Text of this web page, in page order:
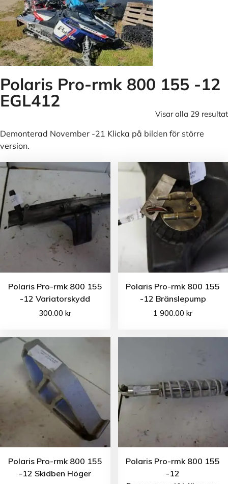
Polaris Pro-rmk 800 155 -12
EGL412
Visar alla 29 resultat
Demonterad November -21 Klicka på bilden för större
version.
Polaris Pro-rmk 800 155
-12 Variatorskydd
300.00kr
Polaris Pro-rmk 800 155
-12 Bränslepump
1 900.00kr
Polaris Pro-rmk 800 155
-12 Skidben Höger
Polaris Pro-rmk 800 155
-12